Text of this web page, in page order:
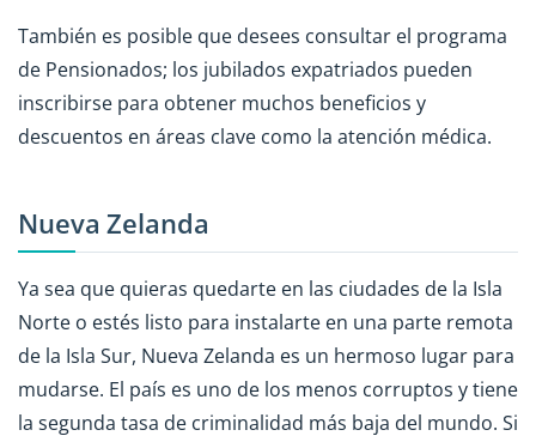
También es posible que desees consultar el programa
de Pensionados; los jubilados expatriados pueden
inscribirse para obtener muchos beneficios y
descuentos en áreas clave como la atención médica.
Nueva Zelanda
Ya sea que quieras quedarte en las ciudades de la Isla
Norte o estés listo para instalarte en una parte remota
de la Isla Sur, Nueva Zelanda es un hermoso lugar para
mudarse. El país es uno de los menos corruptos y tiene
la segunda tasa de criminalidad más baja del mundo. Si